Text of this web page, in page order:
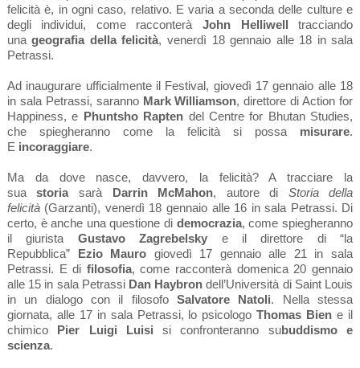
felicità è, in ogni caso, relativo. E varia a seconda delle culture e
degli individui, come racconteràJohn Helliwell
tracciando
unageografia della felicità, venerdì 18 gennaio alle 18 in sala
Petrassi.
Ad inaugurare ufficialmente il Festival, giovedì 17 gennaio alle 18
in sala Petrassi, saranno Mark Williamson, direttore di Action for
Happiness, e
Phuntsho Rapten del Centre for Bhutan Studies,
che spiegheranno come la felicità si possa misurare.
E incoraggiare.
Ma da dove nasce, davvero, la felicità? A tracciare la
suastoria sarà Darrin McMahon, autore di Storia della
felicità (Garzanti), venerdì 18 gennaio alle 16 in sala Petrassi. Di
certo, è anche una questione di democrazia, come spiegheranno
il giurista Gustavo Zagrebelsky e il direttore di “la
Repubblica”
Ezio Mauro giovedì 17 gennaio alle 21 in sala
Petrassi. E di filosofia, come racconterà domenica 20 gennaio
alle 15 in sala Petrassi Dan Haybron dell’Università di Saint Louis
in un dialogo con il filosofoSalvatore Natoli. Nella stessa
giornata, alle 17 in sala Petrassi, lo psicologoThomas Bien e il
chimicoPier Luigi Luisisi confronteranno subuddismo e
scienza.